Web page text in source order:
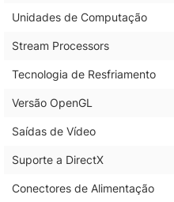
Unidades de Computação
Stream Processors
Tecnologia de Resfriamento
Versão OpenGL
Saídas de Vídeo
Suporte a DirectX
Conectores de Alimentação